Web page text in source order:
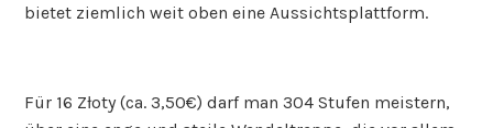
bietet ziemlich weit oben eine Aussichtsplattform.
Für 16 Złoty (ca. 3,50€) darf man 304 Stufen meistern,